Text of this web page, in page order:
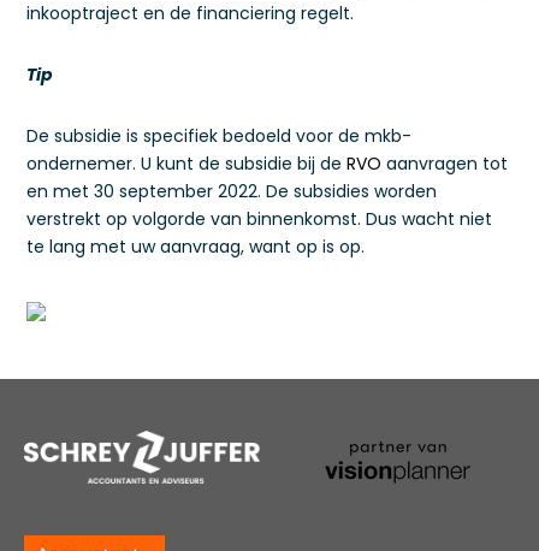
inkooptraject en de financiering regelt.
Tip
De subsidie is specifiek bedoeld voor de mkb-
ondernemer. U kunt de subsidie bij deRVO aanvragen tot
en met 30 september 2022. De subsidies worden
verstrekt op volgorde van binnenkomst. Dus wacht niet
te lang met uw aanvraag, want op is op.